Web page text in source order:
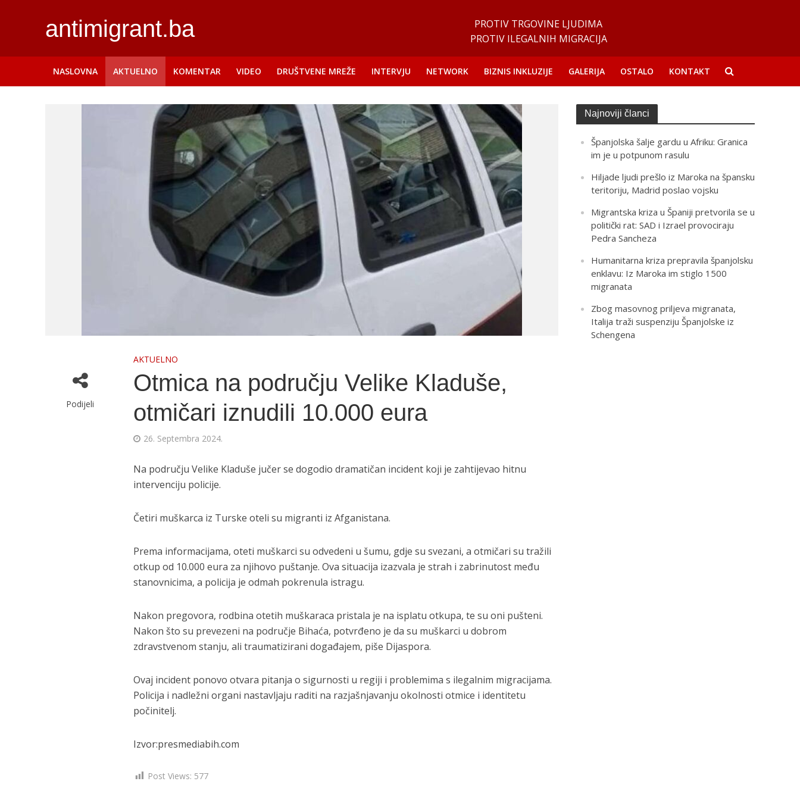
antimigrant.ba
PROTIV TRGOVINE LJUDIMA
PROTIV ILEGALNIH MIGRACIJA
NASLOVNA AKTUELNO KOMENTAR VIDEO DRUŠTVENE MREŽE INTERVJU NETWORK BIZNIS INKLUZIJE GALERIJA OSTALO KONTAKT
Podijeli
AKTUELNO
Otmica na području Velike Kladuše,
otmičari iznudili 10.000 eura
26. Septembra 2024.
Na području Velike Kladuše jučer se dogodio dramatičan incident koji je zahtijevao hitnu
intervenciju policije.
Četiri muškarca iz Turske oteli su migranti iz Afganistana.
Prema informacijama, oteti muškarci su odvedeni u šumu, gdje su svezani, a otmičari su tražili
otkup od 10.000 eura za njihovo puštanje. Ova situacija izazvala je strah i zabrinutost među
stanovnicima, a policija je odmah pokrenula istragu.
Nakon pregovora, rodbina otetih muškaraca pristala je na isplatu otkupa, te su oni pušteni.
Nakon što su prevezeni na područje Bihaća, potvrđeno je da su muškarci u dobrom
zdravstvenom stanju, ali traumatizirani događajem, piše Dijaspora.
Ovaj incident ponovo otvara pitanja o sigurnosti u regiji i problemima s ilegalnim migracijama.
Policija i nadležni organi nastavljaju raditi na razjašnjavanju okolnosti otmice i identitetu
počinitelj.
Izvor:presmediabih.com
Post Views: 577
Najnoviji članci
Španjolska šalje gardu u Afriku: Granica
im je u potpunom rasulu
Hiljade ljudi prešlo iz Maroka na špansku
teritoriju, Madrid poslao vojsku
Migrantska kriza u Španiji pretvorila se u
politički rat: SAD i Izrael provociraju
Pedra Sancheza
Humanitarna kriza prepravila španjolsku
enklavu: Iz Maroka im stiglo 1500
migranata
Zbog masovnog priljeva migranata,
Italija traži suspenziju Španjolske iz
Schengena